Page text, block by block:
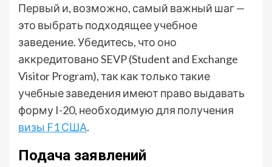
Первый и, возможно, самый важный шаг —
это выбрать подходящее учебное
заведение. Убедитесь, что оно
аккредитовано SEVP (Student and Exchange
Visitor Program), так как только такие
учебные заведения имеют право выдавать
форму I-20, необходимую для получения
визы F1 США.
Подача заявлений